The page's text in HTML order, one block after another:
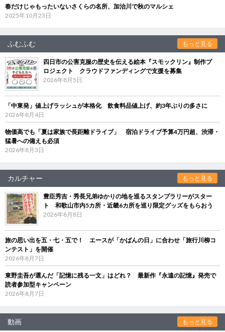
春だけじゃもったいないさくらの名所、加治川で秋のマルシェ
2025年10月23日
ふむふむ もっと見る
四日市の公害克服の歴史を伝える絵本『スモックリン』制作プ
ロジェクト クラウドファンディングで支援を募集
2026年8月5日
「中東発」値上げラッシュが本格化 飲食料品値上げ、約3年ぶりの多さに
2026年8月4日
物価高でも「夏は家族で長距離ドライブ」 宿泊ドライブ予算4万円超、渋滞・
猛暑への備えも必須
2026年8月3日
カルチャー もっと見る
豊臣秀吉・秀長兄弟ゆかりの地を巡るスタンプラリーがスター
ト 和歌山市内5カ所・近畿6カ所を巡り限定グッズをもらおう
2026年8月8日
旅の思い出を五・七・五で！ エースが「かばんの日」に合わせ「旅行川柳コ
ンテスト」を開催
2026年8月7日
東野圭吾が選んだ「記憶に残る一文」はどれ？ 最新作『永遠の記憶』発売で
読者参加型キャンペーン
2026年8月7日
動画 もっと見る